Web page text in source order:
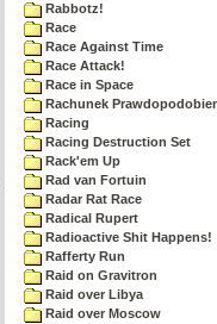
Rabbotz!
Race
Race Against Time
Race Attack!
Race in Space
Rachunek
Racing
Racing Destruction Set
Rack'em Up
Rad van Fortuin
Radar Rat Race
Radical Rupert
Radioactive Shit Happens!
Rafferty Run
Raid on Gravitron
Raid over Libya
Raid over Moscow